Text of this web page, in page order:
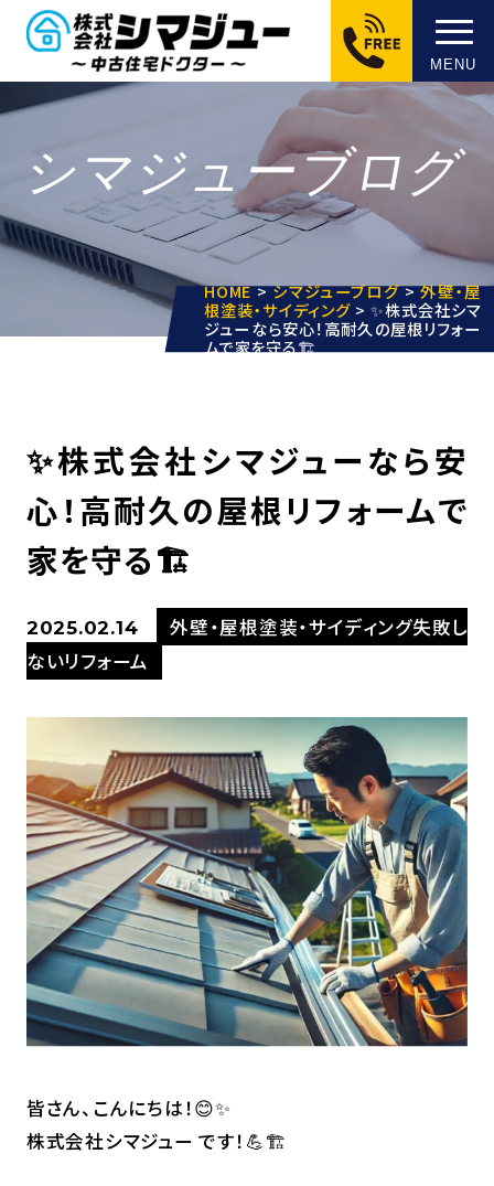
MENU
シマジューブログ
HOME>シマジューブログ>外壁・屋
根塗装・サイディング> ✨株式会社シマ
ジューなら安心！高耐久の屋根リフォー
ムで家を守る🏗️
✨株式会社シマジューなら安
心！高耐久の屋根リフォームで
家を守る🏗️
2025.02.14
外壁・屋根塗装・サイディング失敗し
ないリフォーム
皆さん、こんにちは！😊✨
株式会社シマジュー です！💪🏗️